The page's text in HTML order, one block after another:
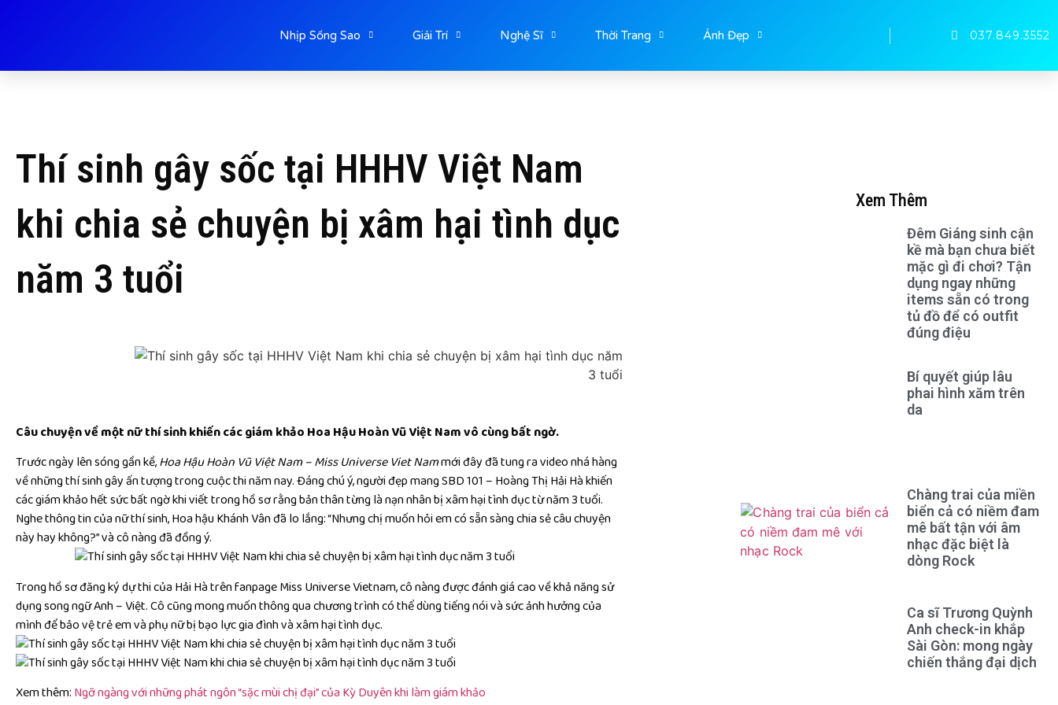
Nhịp Sống Sao Giải Trí Nghệ Sĩ Thời Trang Ảnh Đẹp 037.849.3552
Thí sinh gây sốc tại HHHV Việt Nam
khi chia sẻ chuyện bị xâm hại tình dục
năm 3 tuổi
Câu chuyện về một nữ thí sinh khiến các giám khảo Hoa Hậu Hoàn Vũ Việt Nam vô cùng bất ngờ.
Trước ngày lên sóng gần kề,Hoa Hậu Hoàn Vũ Việt Nam – Miss Universe Viet Nammới đây đã tung ra video nhá hàng
về những thí sinh gây ấn tượng trong cuộc thi năm nay. Đáng chú ý, người đẹp mang SBD 101 – Hoàng Thị Hải Hà khiến
các giám khảo hết sức bất ngờ khi viết trong hồ sơ rằng bản thân từng là nạn nhân bị xâm hại tình dục từ năm 3 tuổi.
Nghe thông tin của nữ thí sinh, Hoa hậu Khánh Vân đã lo lắng: “Nhưng chị muốn hỏi em có sẵn sàng chia sẻ câu chuyện
này hay không?” và cô nàng đã đồng ý.
Trong hồ sơ đăng ký dự thi của Hải Hà trên fanpage Miss Universe Vietnam, cô nàng được đánh giá cao về khả năng sử
dụng song ngữ Anh – Việt. Cô cũng mong muốn thông qua chương trình có thể dùng tiếng nói và sức ảnh hưởng của
mình để bảo vệ trẻ em và phụ nữ bị bạo lực gia đình và xâm hại tình dục.
Xem thêm: Ngỡ ngàng với những phát ngôn “sặc mùi chị đại” của Kỳ Duyên khi làm giám khảo
Xem Thêm
Đêm Giáng sinh cận
kề mà bạn chưa biết
mặc gì đi chơi? Tận
dụng ngay những
items sẵn có trong
tủ đồ để có outfit
đúng điệu
Bí quyết giúp lâu
phai hình xăm trên
da
Chàng trai của miền
biển cả có niềm đam
mê bất tận với âm
nhạc đặc biệt là
dòng Rock
Ca sĩ Trương Quỳnh
Anh check-in khắp
Sài Gòn: mong ngày
chiến thắng đại dịch